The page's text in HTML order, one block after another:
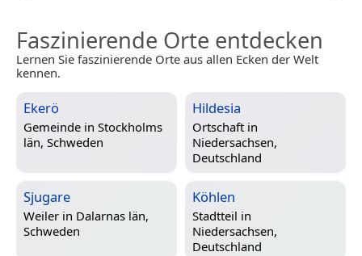
Faszinierende Orte entdecken
Lernen Sie faszinierende Orte aus allen Ecken der Welt
kennen.
Ekerö
Gemeinde in Stockholms
län, Schweden
Hildesia
Ortschaft in
Niedersachsen,
Deutschland
Sjugare
Weiler in Dalarnas län,
Schweden
Köhlen
Stadtteil in
Niedersachsen,
Deutschland